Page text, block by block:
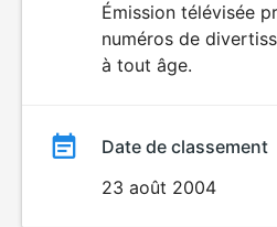
Émission télévisée
numéros de
à tout âge.
Date de classement
23 août 2004